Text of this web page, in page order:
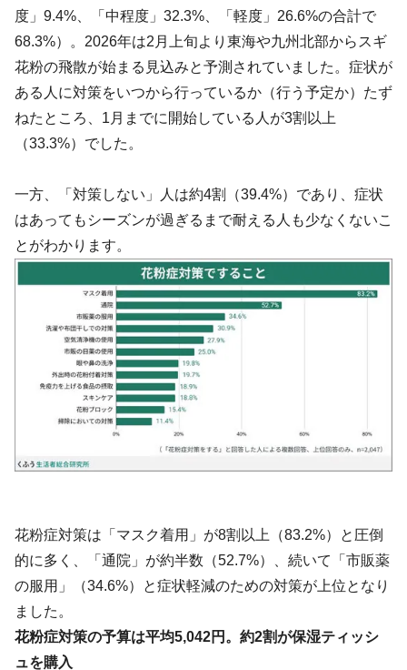
度」9.4%、「中程度」32.3%、「軽度」26.6%の合計で
68.3%）。2026年は2月上旬より東海や九州北部からスギ
花粉の飛散が始まる見込みと予測されていました。症状が
ある人に対策をいつから行っているか（行う予定か）たず
ねたところ、1月までに開始している人が3割以上
（33.3%）でした。
一方、「対策しない」人は約4割（39.4%）であり、症状
はあってもシーズンが過ぎるまで耐える人も少なくないこ
とがわかります。
花粉症対策は「マスク着用」が8割以上（83.2%）と圧倒
的に多く、「通院」が約半数（52.7%）、続いて「市販薬
の服用」（34.6%）と症状軽減のための対策が上位となり
ました。
花粉症対策の予算は平均5,042円。約2割が保湿ティッシ
ュを購入